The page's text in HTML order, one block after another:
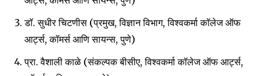
डॉ. सुधीर चिटणीस (प्रमुख, विज्ञान विभाग, विश्‍वकर्मा कॉलेज ऑफ
आर्ट्स, कॉमर्स आणि सायन्स, पुणे)
प्रा. वैशाली काळे (संकल्पक बीसीए, विश्‍वकर्मा कॉलेज ऑफ आर्ट्स,